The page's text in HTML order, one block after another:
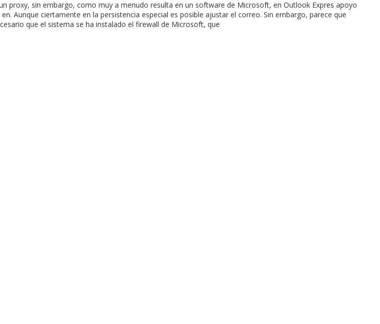
proxy, sin embargo, como muy a menudo resulta en un software de Microsoft, en Outlook Expres apoyo
Aunque ciertamente en la persistencia especial es posible ajustar el correo. Sin embargo, parece que
que el sistema se ha instalado el firewall de Microsoft, que